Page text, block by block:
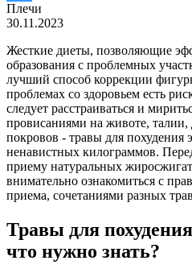
Плечи
30.11.2023
Жесткие диеты, позволяющие
образования с проблемных
лучший способ коррекции
проблемах со здоровьем есть
следует расстраиваться и
провисаниями на животе,
покровов - травы для похудения
ненавистных килограммов.
приему натуральных
внимательно ознакомиться с
приема, сочетаниями разных
Травы для
что нужно знать?